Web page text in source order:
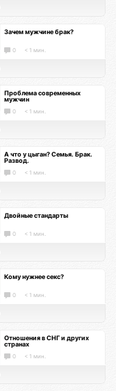
Зачем мужчине брак?
0 < 1 мин.
Проблема современных
мужчин
0 < 1 мин.
А что у цыган? Семья. Брак.
Развод.
0 < 1 мин.
Двойные стандарты
0 < 1 мин.
Кому нужнее секс?
0 < 1 мин.
Отношения в СНГ и других
странах
0 < 1 мин.